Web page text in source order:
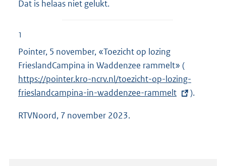
Dat is helaas niet gelukt.
1
Pointer, 5 november, «Toezicht op lozing
FrieslandCampina in Waddenzee rammelt» (
x
t
https://pointer.kro-ncrv.nl/toezicht-op-lozing-
frieslandcampina-in-waddenzee-rammelt
).
RTVNoord, 7 november 2023.